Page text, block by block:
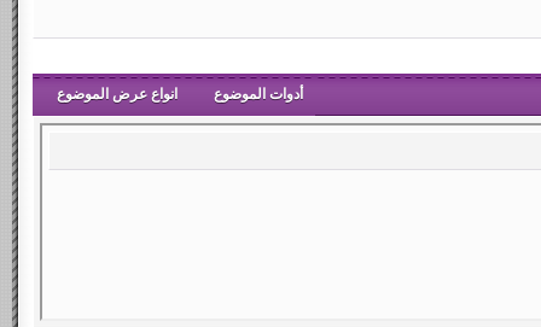
أدوات الموضوع انواع عرض الموضوع